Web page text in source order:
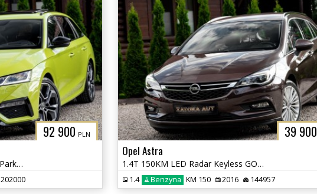
92 900 PLN
200KM RS 4X4 LED Side Front Park Ass. Masaż Alcantara Kamera FULL OPCJ
202000
39 900
Opel Astra
1.4T 150KM LED Radar Keyless GO Lane Ass. Nav El. Klapa Serwis
1.4 Benzyna KM 150 2016 144957